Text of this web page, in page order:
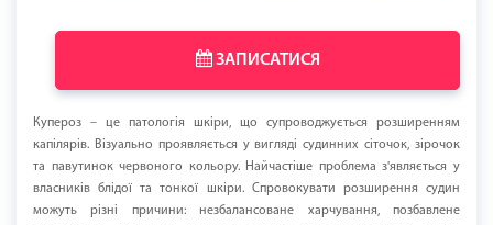
ЗАПИСАТИСЯ
Купероз – це патологія шкіри, що супроводжується розширенням
капілярів. Візуально проявляється у вигляді судинних сіточок, зірочок
та павутинок червоного кольору. Найчастіше проблема з'являється у
власників блідої та тонкої шкіри. Спровокувати розширення судин
можуть різні причини: незбалансоване харчування, позбавлене